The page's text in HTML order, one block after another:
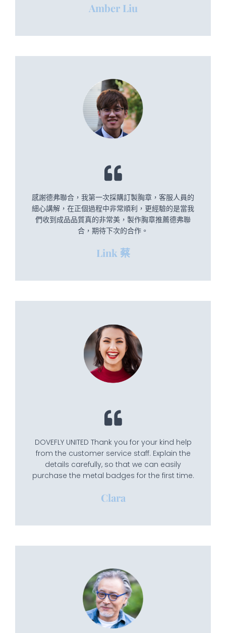
Amber Liu
感謝德弗聯合，我第一次採購訂製胸章，客服人員的
細心講解，在正個過程中非常順利，更經驗的是當我
們收到成品品質真的非常美，製作胸章推薦德弗聯
合，期待下次的合作。
Link 蔡
DOVEFLY UNITED Thank you for your kind help
from the customer service staff. Explain the
details carefully, so that we can easily
purchase the metal badges for the first time.
Clara